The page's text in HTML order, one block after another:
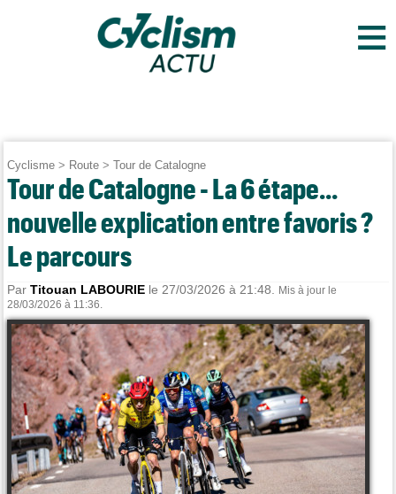
≡
Cyclisme > Route >Tour de Catalogne
Tour de Catalogne - La 6 étape...
nouvelle explication entre favoris ?
Le parcours
ParTitouan LABOURIE le 27/03/2026 à 21:48.
Mis à jour le
28/03/2026 à 11:36.